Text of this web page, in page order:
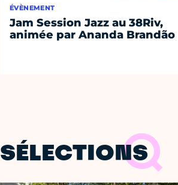
ÉVÈNEMENT
Jam Session Jazz au 38Riv,
animée par Ananda Brandão
SÉLECTIONS